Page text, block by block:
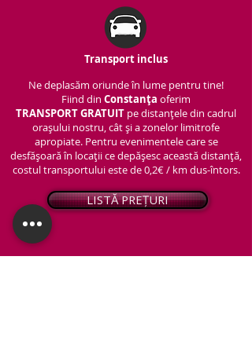
Transport inclus
Ne deplasăm oriunde în lume pentru tine!
Fiind din Constanța oferim
TRANSPORTGRATUIT pe distanțele din cadrul
orașului nostru, cât și a zonelor limitrofe
apropiate. Pentru evenimentele care se
desfășoară în locații ce depășesc această distanță,
costul transportului este de 0,2€ / km dus-întors.
LISTĂ PREȚURI
© 2026 - Snap PhotoBooth